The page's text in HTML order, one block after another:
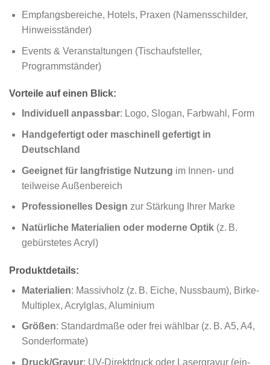
Empfangsbereiche, Hotels, Praxen (Namensschilder,
Hinweisständer)
Events & Veranstaltungen (Tischaufsteller,
Programmständer)
Vorteile auf einen Blick:
Individuell anpassbar: Logo, Slogan, Farbwahl, Form
Handgefertigt oder maschinell gefertigt in
Deutschland
Geeignet für langfristige Nutzung im Innen- und
teilweise Außenbereich
Professionelles Design zur Stärkung Ihrer Marke
Natürliche Materialien oder moderne Optik(z. B.
gebürstetes Acryl)
Produktdetails:
Materialien: Massivholz (z. B. Eiche, Nussbaum), Birke-
Multiplex, Acrylglas, Aluminium
Größen: Standardmaße oder frei wählbar (z. B. A5, A4,
Sonderformate)
Druck/Gravur: UV-Direktdruck oder Lasergravur (ein-